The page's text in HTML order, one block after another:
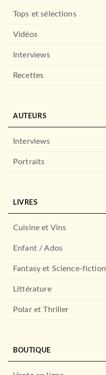
Tops et sélections
Vidéos
Interviews
Recettes
AUTEURS
Interviews
Portraits
LIVRES
Cuisine et Vins
Enfant / Ados
Fantasy et Science-fiction
Littérature
Polar et Thriller
BOUTIQUE